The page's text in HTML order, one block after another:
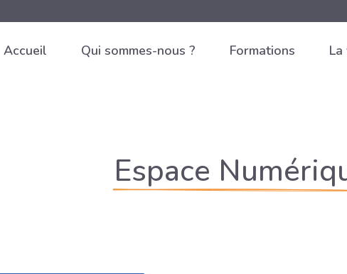
Accueil Qui sommes-nous ? Formations La
Espace